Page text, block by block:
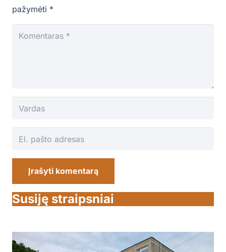
pažymėti *
Įrašyti komentarą
Susiję straipsniai